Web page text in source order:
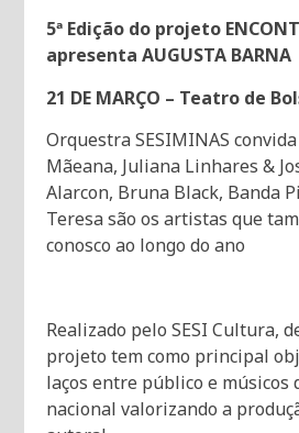
5ª Edição do projeto
apresenta AUGUSTA BARNA
21 DE MARÇO – Teatro de
Orquestra SESIMINAS
Mãeana, Juliana Linhares &
Alarcon, Bruna Black, Banda
Teresa são os artistas que
conosco ao longo do ano
Realizado pelo SESI Cultura,
projeto tem como principal
laços entre público e músicos
nacional valorizando a